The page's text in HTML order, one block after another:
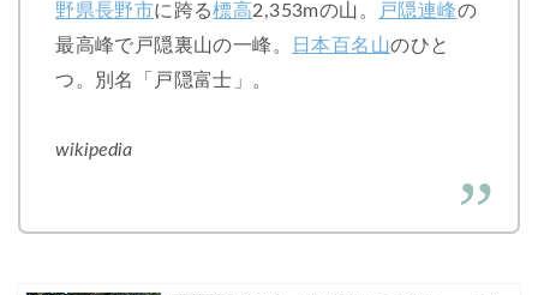
野県長野市に跨る標高2,353mの山。 戸隠連峰の
最高峰で戸隠裏山の一峰。
日本百名山のひと
つ。別名「戸隠富士」。
wikipedia